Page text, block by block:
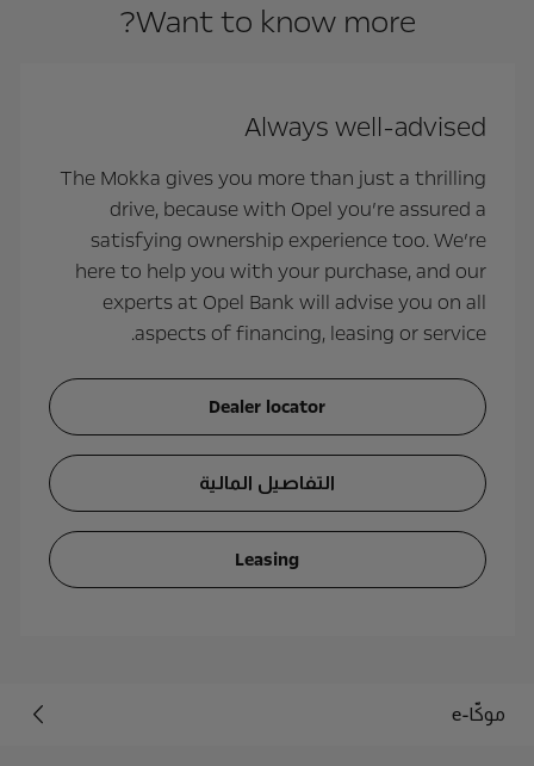
Want to know more?
Always well-advised
The Mokka gives you more than just a thrilling
drive, because with Opel you’re assured a
satisfying ownership experience too. We’re
here to help you with your purchase, and our
experts at Opel Bank will advise you on all
aspects of financing, leasing or service.
Dealer locator
التفاصيل المالية
Leasing
موكّا-e